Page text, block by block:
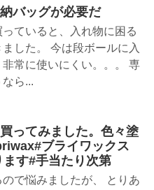
バッグが必要だ
ていると、入れ物に困る
した。 今は段ボールに入
常に使いにくい。。。 専
ら...
ってみました。色々塗
ブライワックス
す#手当たり次第
で悩みましたが、 とりあ